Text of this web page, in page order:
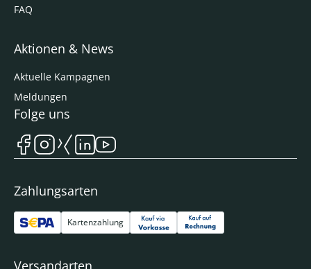
FAQ
Aktionen & News
Aktuelle Kampagnen
Meldungen
Zahlungsarten
Kartenzahlung
Folge uns